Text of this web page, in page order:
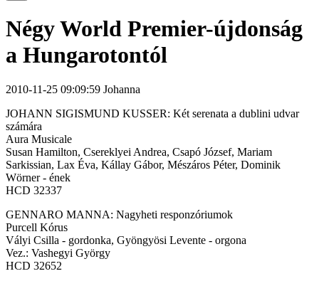
Négy World Premier-újdonság
a Hungarotontól
2010-11-25 09:09:59 Johanna
JOHANN SIGISMUND KUSSER: Két serenata a dublini udvar
számára
Aura Musicale
Susan Hamilton, Csereklyei Andrea, Csapó József, Mariam
Sarkissian, Lax Éva, Kállay Gábor, Mészáros Péter, Dominik
Wörner - ének
HCD 32337
GENNARO MANNA: Nagyheti responzóriumok
Purcell Kórus
Vályi Csilla - gordonka, Gyöngyösi Levente - orgona
Vez.: Vashegyi György
HCD 32652